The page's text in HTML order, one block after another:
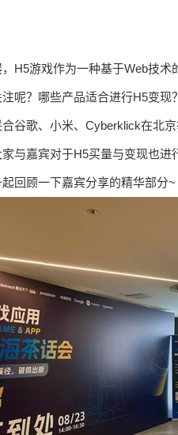
H5游戏作为一种基于Web技
呢？哪些产品适合进行H5变现
谷歌、小米、Cyberklick在北
与嘉宾对于H5买量与变现也
回顾一下嘉宾分享的精华部分~